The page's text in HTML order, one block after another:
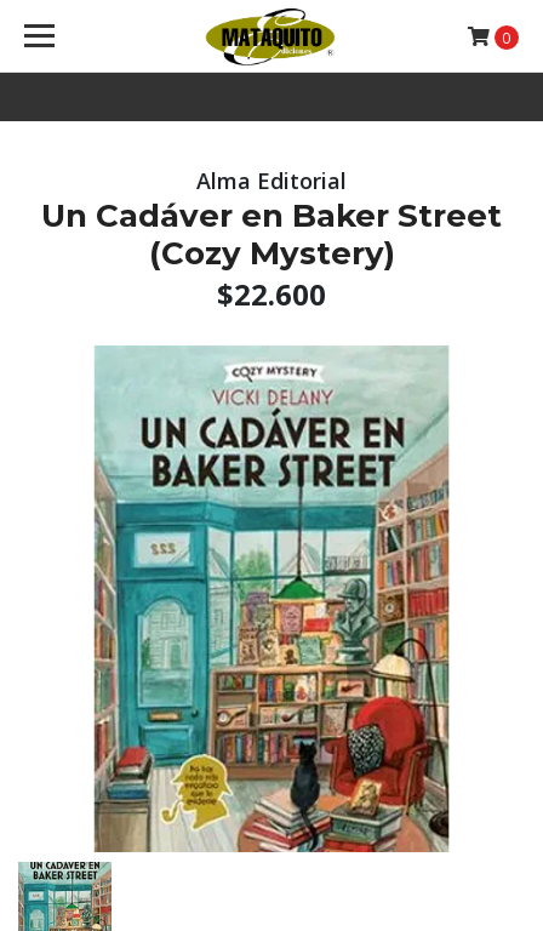
0
Alma Editorial
Un Cadáver en Baker Street
(Cozy Mystery)
$22.600